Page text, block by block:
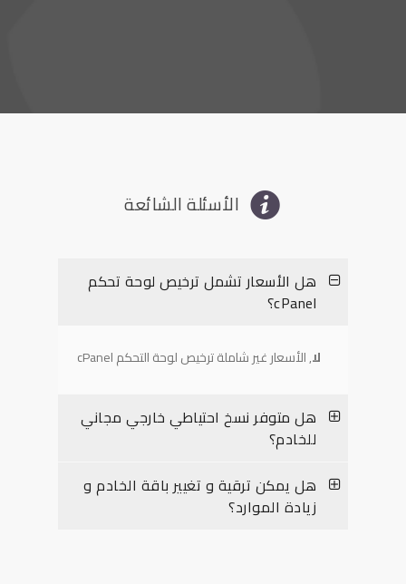
الأسئلة الشائعة
هل الأسعار تشمل ترخيص لوحة تحكم
cPanel؟
لا, الأسعار غير شاملة ترخيص لوحة التحكم cPanel
هل متوفر نسخ احتياطي خارجي مجاني
للخادم؟
هل يمكن ترقية و تغيير باقة الخادم و
زيادة الموارد؟